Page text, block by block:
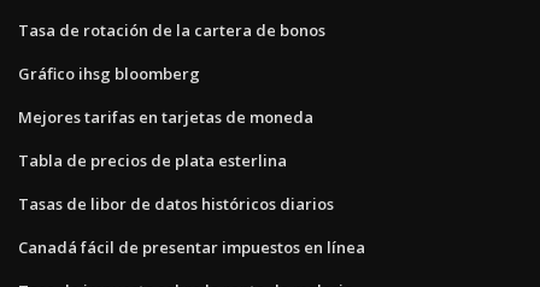
Tasa de rotación de la cartera de bonos
Gráfico ihsg bloomberg
Mejores tarifas en tarjetas de moneda
Tabla de precios de plata esterlina
Tasas de libor de datos históricos diarios
Canadá fácil de presentar impuestos en línea